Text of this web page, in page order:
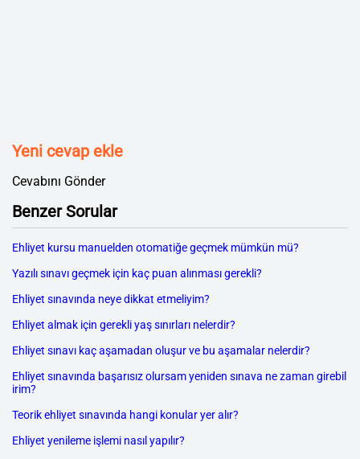
Yeni cevap ekle
Cevabını Gönder
Benzer Sorular
Ehliyet kursu manuelden otomatiğe geçmek mümkün mü?
Yazılı sınavı geçmek için kaç puan alınması gerekli?
Ehliyet sınavında neye dikkat etmeliyim?
Ehliyet almak için gerekli yaş sınırları nelerdir?
Ehliyet sınavı kaç aşamadan oluşur ve bu aşamalar nelerdir?
Ehliyet sınavında başarısız olursam yeniden sınava ne zaman girebil
irim?
Teorik ehliyet sınavında hangi konular yer alır?
Ehliyet yenileme işlemi nasıl yapılır?